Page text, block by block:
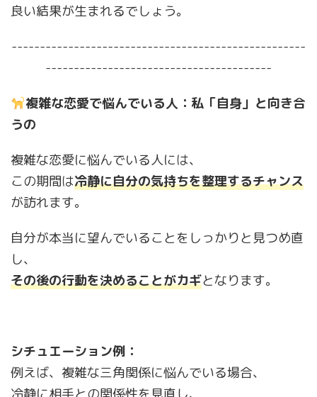
良い結果が生まれるでしょう。
----------------------------------------------------
----------------------------------------
複雑な恋愛で悩んでいる人：私「自身」と向き合
うの
複雑な恋愛に悩んでいる人には、
この期間は冷静に自分の気持ちを整理するチャンス
が訪れます。
自分が本当に望んでいることをしっかりと見つめ直
し、
その後の行動を決めることがカギとなります。
シチュエーション例：
例えば、複雑な三角関係に悩んでいる場合、